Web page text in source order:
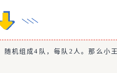
机组成4队，每队2人。那么小